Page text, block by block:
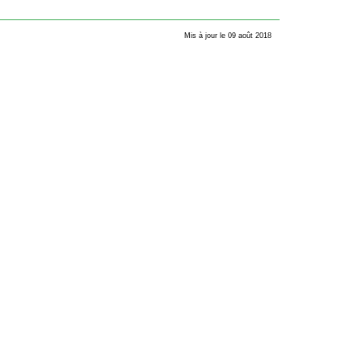
Mis à jour le 09 août 2018